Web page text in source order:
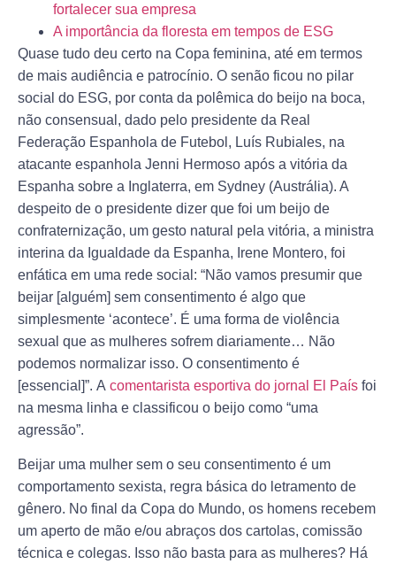
fortalecer sua empresa
A importância da floresta em tempos de ESG
Quase tudo deu certo na Copa feminina, até em termos
de mais audiência e patrocínio. O senão ficou no pilar
social do ESG, por conta da polêmica do beijo na boca,
não consensual, dado pelo presidente da Real
Federação Espanhola de Futebol, Luís Rubiales, na
atacante espanhola Jenni Hermoso após a vitória da
Espanha sobre a Inglaterra, em Sydney (Austrália). A
despeito de o presidente dizer que foi um beijo de
confraternização, um gesto natural pela vitória, a ministra
interina da Igualdade da Espanha, Irene Montero, foi
enfática em uma rede social: “Não vamos presumir que
beijar [alguém] sem consentimento é algo que
simplesmente ‘acontece’. É uma forma de violência
sexual que as mulheres sofrem diariamente… Não
podemos normalizar isso. O consentimento é
[essencial]”. A comentarista esportiva do jornal El País foi
na mesma linha e classificou o beijo como “uma
agressão”.
Beijar uma mulher sem o seu consentimento é um
comportamento sexista, regra básica do letramento de
gênero. No final da Copa do Mundo, os homens recebem
um aperto de mão e/ou abraços dos cartolas, comissão
técnica e colegas. Isso não basta para as mulheres? Há